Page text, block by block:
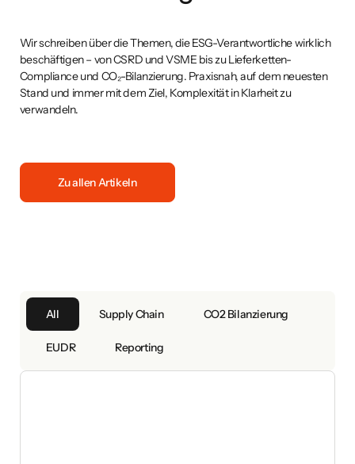
Wir schreiben über die Themen, die ESG-Verantwortliche wirklich
beschäftigen – von CSRD und VSME bis zu Lieferketten-
Compliance und CO₂-Bilanzierung. Praxisnah, auf dem neuesten
Stand und immer mit dem Ziel, Komplexität in Klarheit zu
verwandeln.
Zu allen Artikeln
All Supply Chain CO2 Bilanzierung
EUDR Reporting